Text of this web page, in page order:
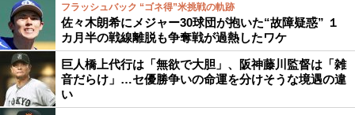
フラッシュバック “ゴネ得”米挑戦の軌跡
佐々木朗希にメジャー30球団が抱いた“故障疑惑” １
カ月半の戦線離脱も争奪戦が過熱したワケ
巨人橋上代行は「無欲で大胆」、阪神藤川監督は「雑
音だらけ」…セ優勝争いの命運を分けそうな境遇の違
い